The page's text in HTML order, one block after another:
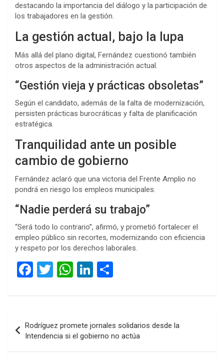
destacando la importancia del diálogo y la participación de
los trabajadores en la gestión.
La gestión actual, bajo la lupa
Más allá del plano digital, Fernández cuestionó también
otros aspectos de la administración actual.
“Gestión vieja y prácticas obsoletas”
Según el candidato, además de la falta de modernización,
persisten prácticas burocráticas y falta de planificación
estratégica.
Tranquilidad ante un posible
cambio de gobierno
Fernández aclaró que una victoria del Frente Amplio no
pondrá en riesgo los empleos municipales.
“Nadie perderá su trabajo”
“Será todo lo contrario”, afirmó, y prometió fortalecer el
empleo público sin recortes, modernizando con eficiencia
y respeto por los derechos laborales.
F
ce
b
o
o
T
tt
W
at
A
p
Li
ke
n
m
ar
tir
de
entradas
Rodríguez promete jornales solidarios desde la
Intendencia si el gobierno no actúa